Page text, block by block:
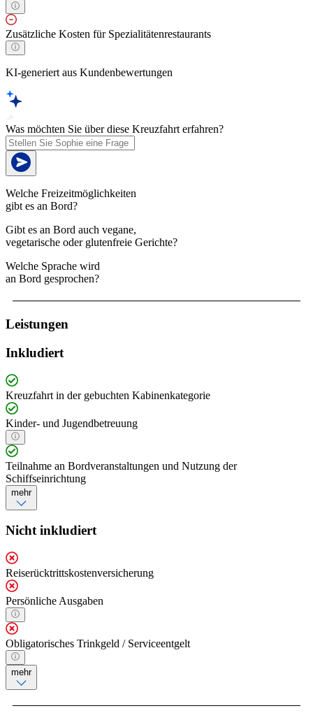
Zusätzliche Kosten für Spezialitätenrestaurants
KI-generiert aus Kundenbewertungen
Was möchten Sie über diese Kreuzfahrt erfahren?
Welche Freizeitmöglichkeiten
gibt es an Bord?
Gibt es an Bord auch vegane,
vegetarische oder glutenfreie Gerichte?
Welche Sprache wird
an Bord gesprochen?
Leistungen
Inkludiert
Kreuzfahrt in der gebuchten Kabinenkategorie
Kinder- und Jugendbetreuung
Teilnahme an Bordveranstaltungen und Nutzung der
Schiffseinrichtung
mehr
Nicht inkludiert
Reiserücktrittskostenversicherung
Persönliche Ausgaben
Obligatorisches Trinkgeld / Serviceentgelt
mehr